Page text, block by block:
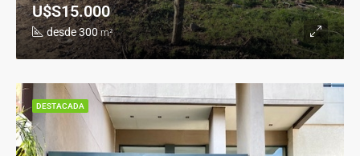
desde 300 m²
U$S15.000
DESTACADA